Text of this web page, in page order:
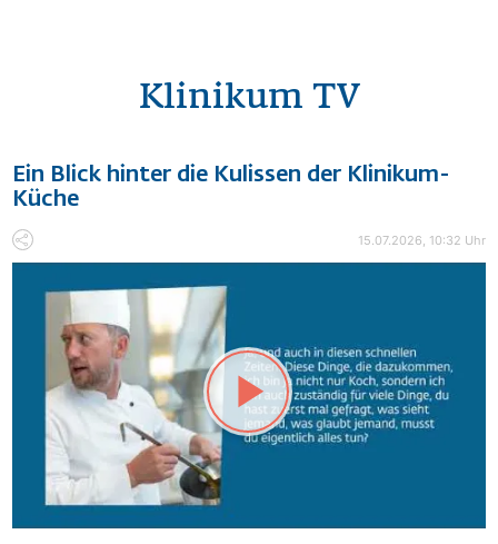
Klinikum TV
Ein Blick hinter die Kulissen der Klinikum-
Küche
15.07.2026, 10:32 Uhr